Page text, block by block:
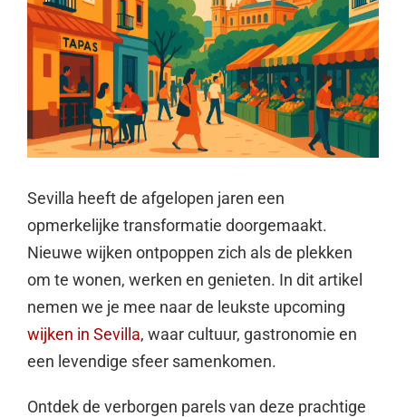
Sevilla heeft de afgelopen jaren een
opmerkelijke transformatie doorgemaakt.
Nieuwe wijken ontpoppen zich als de plekken
om te wonen, werken en genieten. In dit artikel
nemen we je mee naar de leukste upcoming
wijken in Sevilla, waar cultuur, gastronomie en
een levendige sfeer samenkomen.
Ontdek de verborgen parels van deze prachtige